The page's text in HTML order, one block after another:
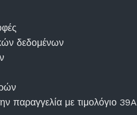
δεδομένων
παραγγελία με τιμολόγιο 39A